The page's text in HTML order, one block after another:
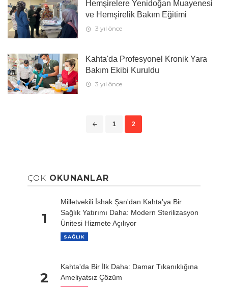
Hemşirelere Yenidoğan Muayenesi
ve Hemşirelik Bakım Eğitimi
3 yıl önce
Kahta'da Profesyonel Kronik Yara
Bakım Ekibi Kuruldu
3 yıl önce
1 2
ÇOK OKUNANLAR
1
Milletvekili İshak Şan'dan Kahta'ya Bir
Sağlık Yatırımı Daha: Modern Sterilizasyon
Ünitesi Hizmete Açılıyor
SAĞLIK
2
Kahta'da Bir İlk Daha: Damar Tıkanıklığına
Ameliyatsız Çözüm